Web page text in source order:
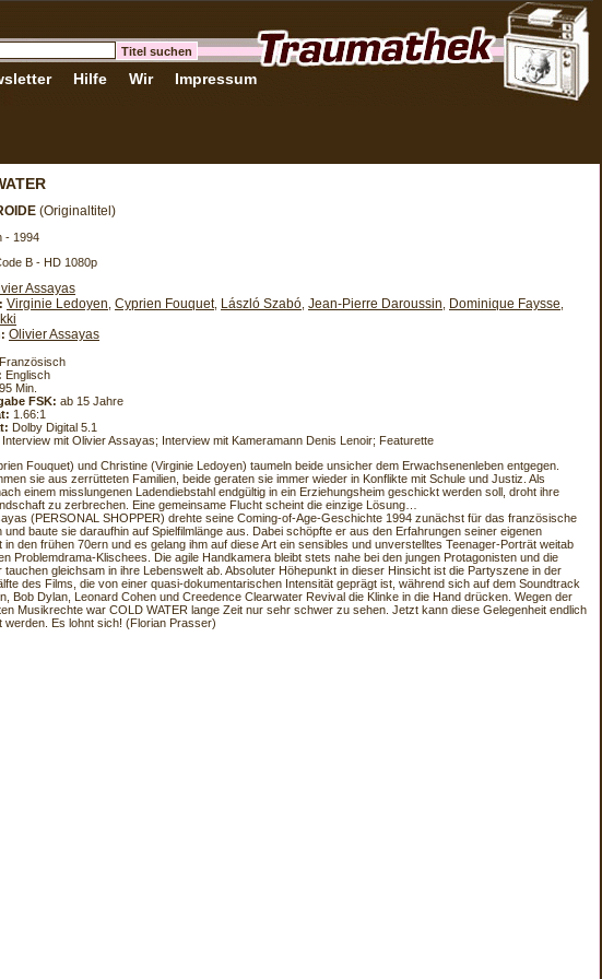
Hilfe Wir Impressum
(Originaltitel)
- 1994
B - HD 1080p
Assayas
Virginie Ledoyen Cyprien Fouquet, László Szabó Jean-Pierre Daroussin Dominique Faysse
Olivier Assayas
Französisch
Englisch
95 Min.
FSK: ab 15 Jahre
1.66:1
Dolby Digital 5.1
Interview mit Olivier Assayas; Interview mit Kameramann Denis Lenoir; Featurette
Fouquet) und Christine (Virginie Ledoyen) taumeln beide unsicher dem Erwachsenenleben entgegen.
sie aus zerrütteten Familien, beide geraten sie immer wieder in Konflikte mit Schule und Justiz. Als
einem misslungenen Ladendiebstahl endgültig in ein Erziehungsheim geschickt werden soll, droht ihre
zu zerbrechen. Eine gemeinsame Flucht scheint die einzige Lösung…
(PERSONAL SHOPPER) drehte seine Coming-of-Age-Geschichte 1994 zunächst für das französische
und baute sie daraufhin auf Spielfilmlänge aus. Dabei schöpfte er aus den Erfahrungen seiner eigenen
in den frühen 70ern und es gelang ihm auf diese Art ein sensibles und unverstelltes Teenager-Porträt weitab
Problemdrama-Klischees. Die agile Handkamera bleibt stets nahe bei den jungen Protagonisten und die
tauchen gleichsam in ihre Lebenswelt ab. Absoluter Höhepunkt in dieser Hinsicht ist die Partyszene in der
des Films, die von einer quasi-dokumentarischen Intensität geprägt ist, während sich auf dem Soundtrack
Bob Dylan, Leonard Cohen und Creedence Clearwater Revival die Klinke in die Hand drücken. Wegen der
Musikrechte war COLD WATER lange Zeit nur sehr schwer zu sehen. Jetzt kann diese Gelegenheit endlich
werden. Es lohnt sich! (Florian Prasser)